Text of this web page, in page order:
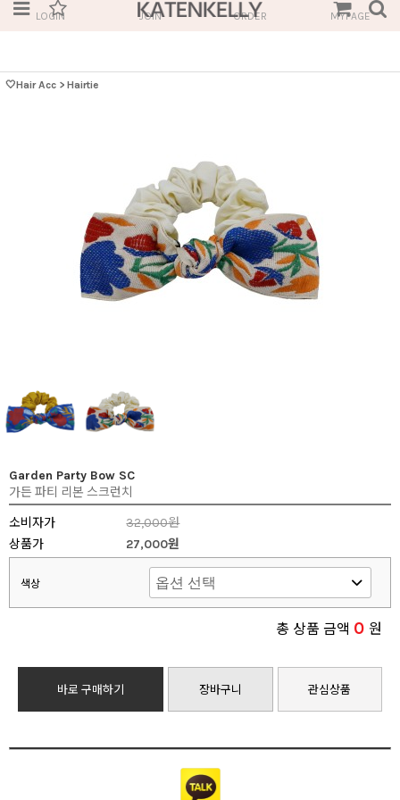
LOGIN JOIN ORDER MYPAGE
🤍Hair Acc > Hairtie
Garden Party Bow SC
가든 파티 리본 스크런치
소비자가
32,000원
상품가
27,000원
색상
총 상품 금액 0 원
바로 구매하기 장바구니 관심상품